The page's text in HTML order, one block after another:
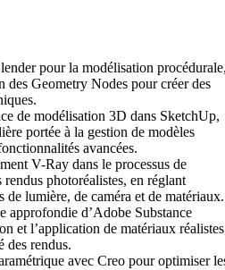
pour la modélisation
des Geometry Nodes pour créer des
de modélisation 3D dans SketchUp,
portée à la gestion de modèles
avancées.
V-Ray dans le processus de
photoréalistes, en réglant
de lumière, de caméra et de matériaux.
approfondie d’Adobe Substance
et l’application de matériaux
des rendus.
avec Creo pour optimiser